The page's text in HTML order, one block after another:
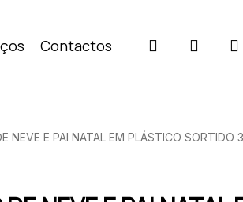
Contactos pesquisar
NEVE E PAI NATAL EM PLÁSTICO SORTIDO